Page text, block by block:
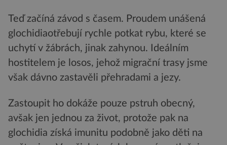
Teď začíná závod s časem. Proudem unášená
glochidiaotřebují rychle potkat rybu, které se
uchytí v žábrách, jinak zahynou. Ideálním
hostitelem je losos, jehož migrační trasy jsme
však dávno zastavěli přehradami a jezy.
Zastoupit ho dokáže pouze pstruh obecný,
avšak jen jednou za život, protože pak na
glochidia získá imunitu podobně jako děti na